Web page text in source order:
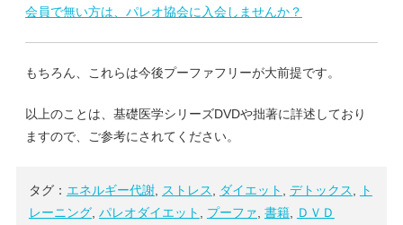
会員で無い方は、パレオ協会に入会しませんか？
もちろん、これらは今後プーファフリーが大前提です。
以上のことは、基礎医学シリーズDVDや拙著に詳述しており
ますので、ご参考にされてください。
タグ： エネルギー代謝, ストレス ダイエット デトックス
ト
レーニング, パレオダイエット プーファ 書籍, ＤＶＤ